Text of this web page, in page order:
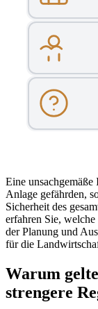
Eine
Anlage gefährden,
Sicherheit des
erfahren Sie,
der Planung und
für die
Warum
strengere